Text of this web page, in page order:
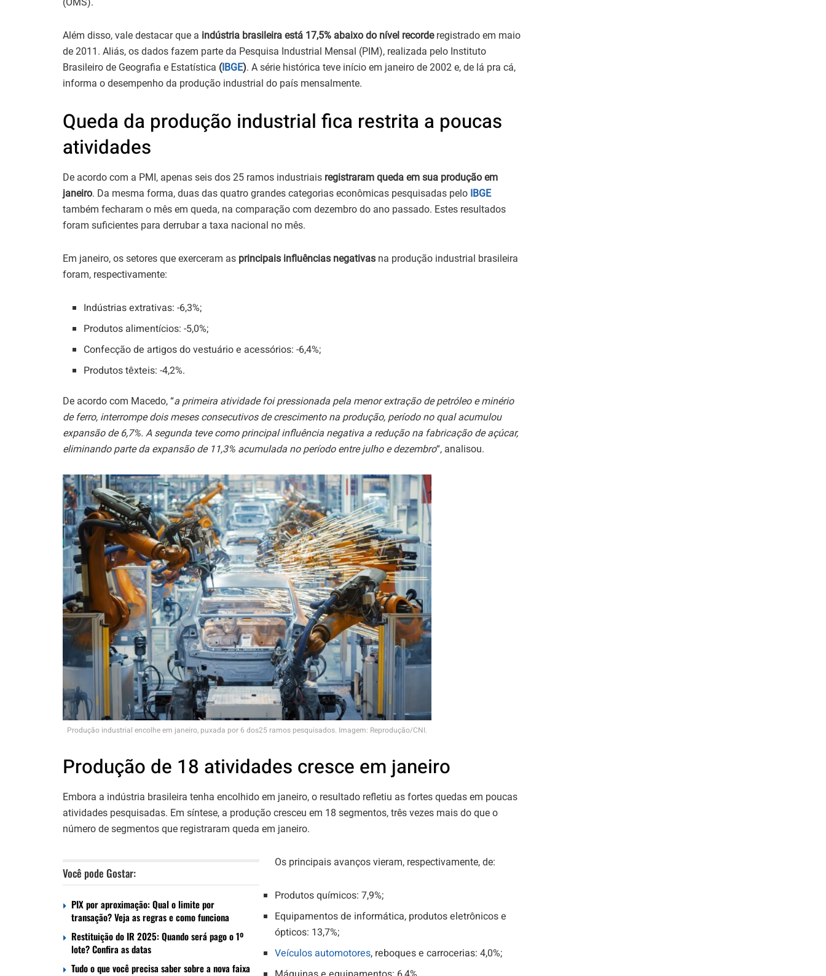
Além disso, vale destacar que a indústria brasileira está 17,5% abaixo do nível recorderegistrado em maio
de 2011. Aliás, os dados fazem parte da Pesquisa Industrial Mensal (PIM), realizada pelo Instituto
Brasileiro de Geografia e Estatística (IBGE). A série histórica teve início em janeiro de 2002 e, de lá pra cá,
informa o desempenho da produção industrial do país mensalmente.
Queda da produção industrial fica restrita a poucas
atividades
De acordo com a PMI, apenas seis dos 25 ramos industriais registraram queda em sua produção em
janeiro. Da mesma forma, duas das quatro grandes categorias econômicas pesquisadas pelo IBGE
também fecharam o mês em queda, na comparação com dezembro do ano passado. Estes resultados
foram suficientes para derrubar a taxa nacional no mês.
Em janeiro, os setores que exerceram as principais influências negativas na produção industrial brasileira
foram, respectivamente:
Indústrias extrativas: -6,3%;
Produtos alimentícios: -5,0%;
Confecção de artigos do vestuário e acessórios: -6,4%;
Produtos têxteis: -4,2%.
De acordo com Macedo, “a primeira atividade foi pressionada pela menor extração de petróleo e minério
de ferro, interrompe dois meses consecutivos de crescimento na produção, período no qual acumulou
expansão de 6,7%. A segunda teve como principal influência negativa a redução na fabricação de açúcar,
eliminando parte da expansão de 11,3% acumulada no período entre julho e dezembro“, analisou.
Produção industrial encolhe em janeiro, puxada por 6 dos25 ramos pesquisados. Imagem: Reprodução/CNI.
Produção de 18 atividades cresce em janeiro
Embora a indústria brasileira tenha encolhido em janeiro, o resultado refletiu as fortes quedas em poucas
atividades pesquisadas. Em síntese, a produção cresceu em 18 segmentos, três vezes mais do que o
número de segmentos que registraram queda em janeiro.
Você pode Gostar:
PIX por aproximação: Qual o limite por
transação? Veja as regras e como funciona
Restituição do IR 2025: Quando será pago o 1º
lote? Confira as datas
Tudo o que você precisa saber sobre a nova faixa
Os principais avanços vieram, respectivamente, de:
Produtos químicos: 7,9%;
Equipamentos de informática, produtos eletrônicos e
ópticos: 13,7%;
Veículos automotores, reboques e carrocerias: 4,0%;